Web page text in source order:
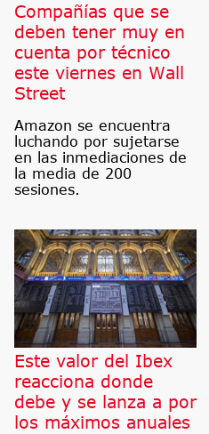
Compañías que se
deben tener muy en
cuenta por técnico
este viernes en Wall
Street
Amazon se encuentra
luchando por sujetarse
en las inmediaciones de
la media de 200
sesiones.
Este valor del Ibex
reacciona donde
debe y se lanza a por
los máximos anuales